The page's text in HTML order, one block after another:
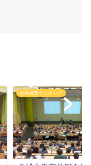
合格者数ランキング